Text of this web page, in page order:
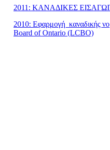
2011: ΚΑΝΑΔΙΚΕΣ
2010: Εφαρμογή καναδικής
Board of Ontario (LCBO)